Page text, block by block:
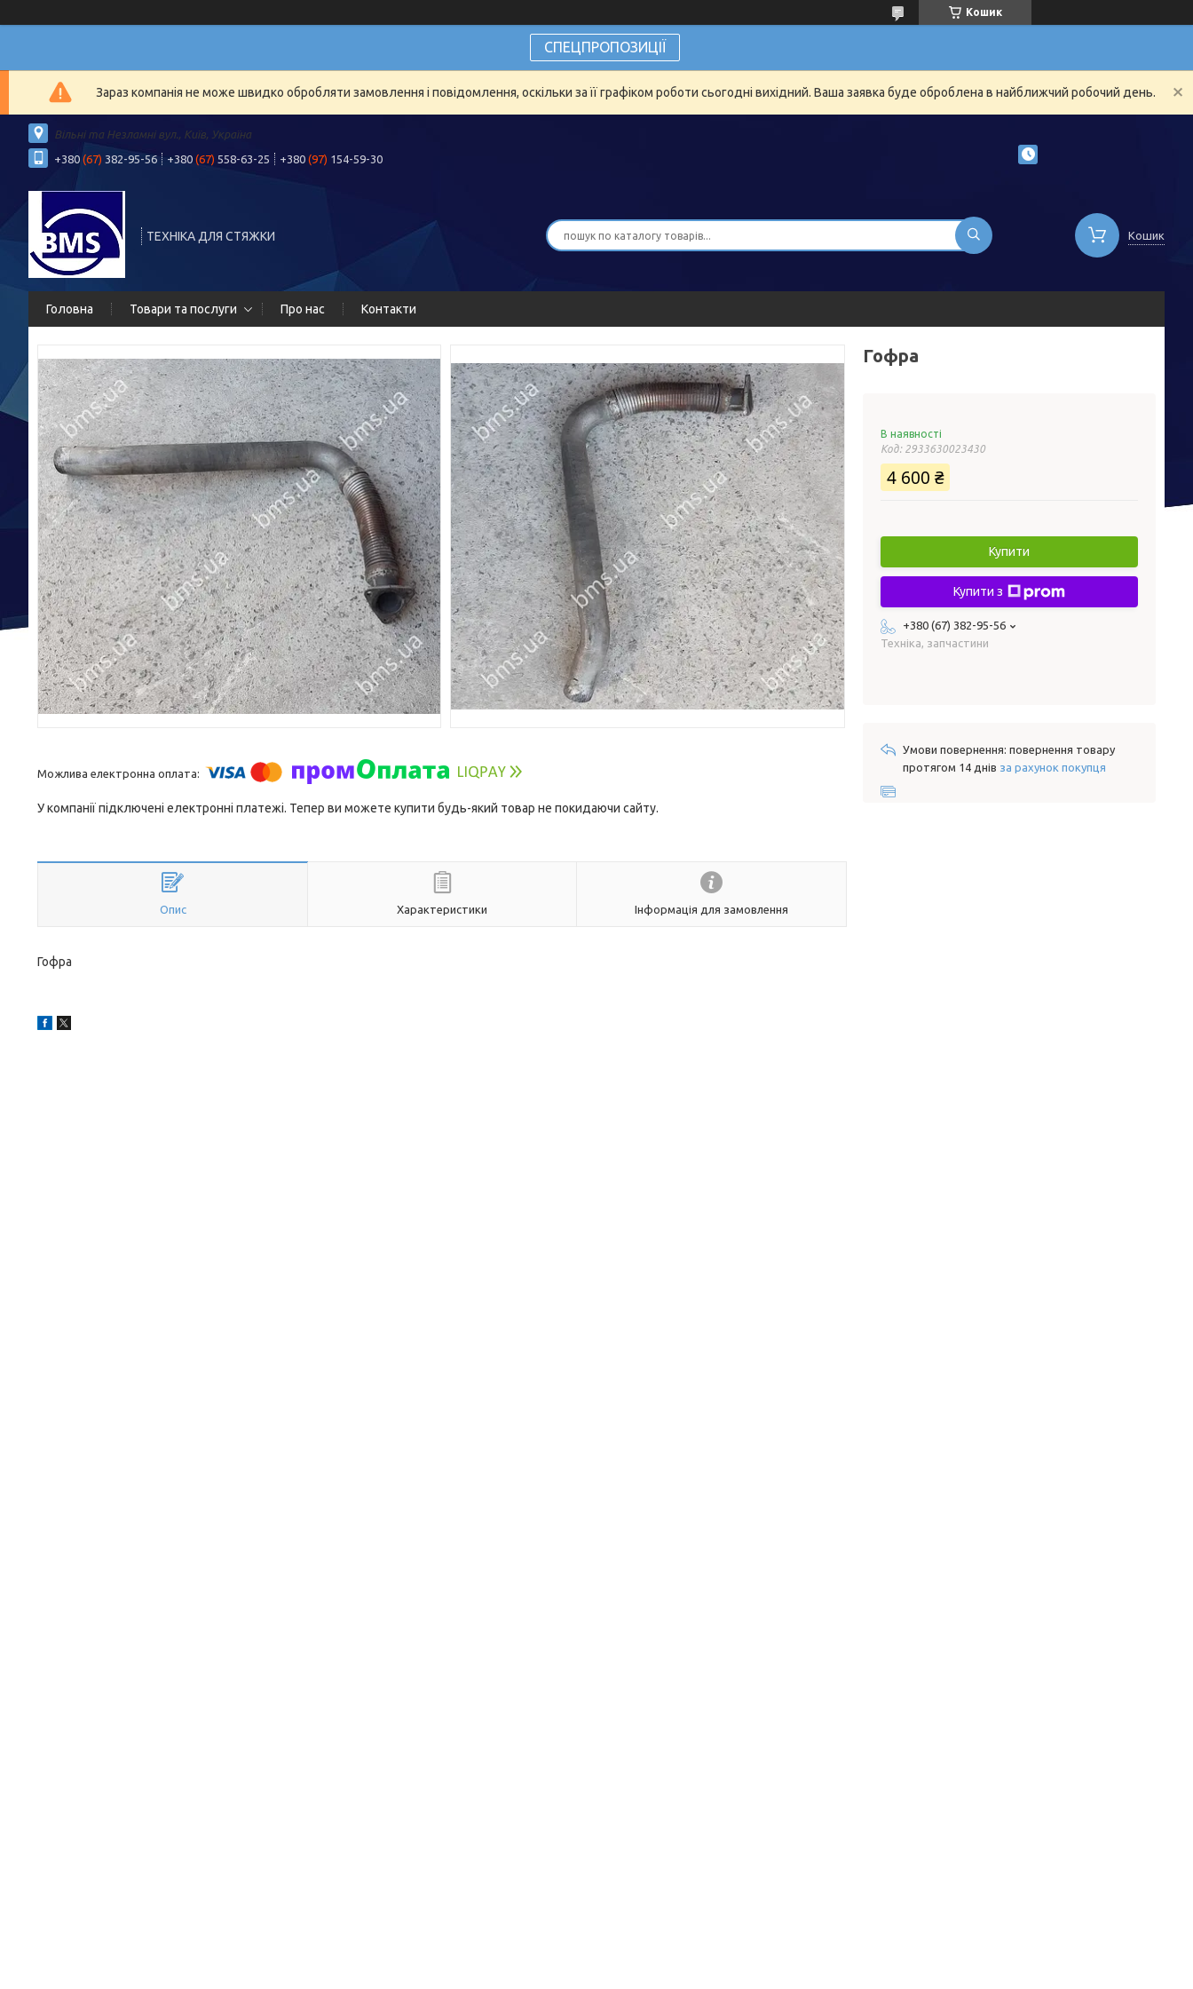
Кошик
СПЕЦПРОПОЗИЦІЇ
Зараз компанія не може швидко обробляти замовлення і повідомлення, оскільки за її графіком роботи сьогодні вихідний. Ваша заявка буде оброблена в найближчий робочий день.
Вільні та Незламні вул., Київ, Україна
+380 (67) 382-95-56 +380 (67) 558-63-25 +380 (97) 154-59-30
ТЕХНІКА ДЛЯ СТЯЖКИ Кошик
Головна Товари та послуги Про нас Контакти
У компанії підключені електронні платежі. Тепер ви можете купити будь-який товар не покидаючи сайту.
Опис Характеристики Інформація для замовлення
Гофра
Гофра
В наявності
Код: 2933630023430
4 600 ₴
Купити
Купити з
+380 (67) 382-95-56
Техніка, запчастини
повернення товару
протягом 14 днів за рахунок покупця